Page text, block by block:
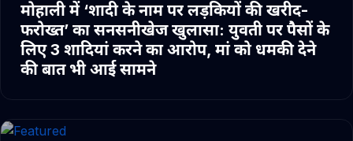
मोहाली में ‘शादी के नाम पर लड़कियों की खरीद-
फरोख्त’ का सनसनीखेज खुलासा: युवती पर पैसों के
लिए 3 शादियां करने का आरोप, मां को धमकी देने
की बात भी आई सामने